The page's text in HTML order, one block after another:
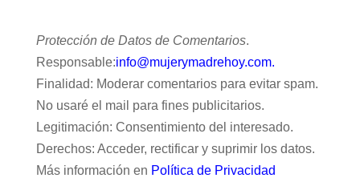
Protección de Datos de Comentarios.
Responsable:info@mujerymadrehoy.com.
Finalidad: Moderar comentarios para evitar spam.
No usaré el mail para fines publicitarios.
Legitimación: Consentimiento del interesado.
Derechos: Acceder, rectificar y suprimir los datos.
Más información en Política de Privacidad